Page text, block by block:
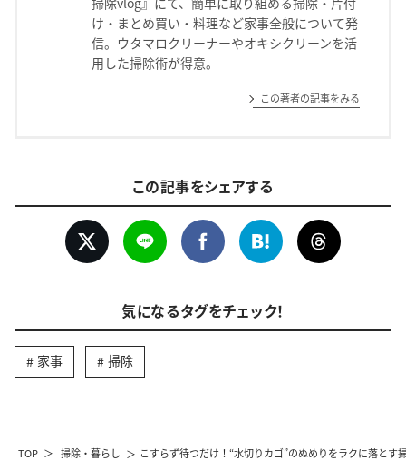
TOP 掃除・暮らし こすらず待つだけ！“水切りカゴ”のぬめりをラクに落とす
け・まとめ買い・料理など家事全般について発
信。ウタマロクリーナーやオキシクリーンを活
用した掃除術が得意。
この著者の記事をみる
この記事をシェアする
気になるタグをチェック！
家事 掃除